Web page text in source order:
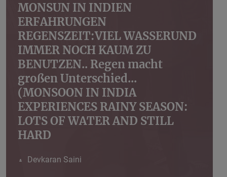
MONSUN IN INDIEN
ERFAHRUNGEN
REGENSZEIT:VIEL WASSERUND
IMMER NOCH KAUM ZU
BENUTZEN.. Regen macht
großen Unterschied...
(MONSOON IN INDIA
EXPERIENCES RAINY SEASON:
LOTS OF WATER AND STILL
HARD
Devkaran Saini